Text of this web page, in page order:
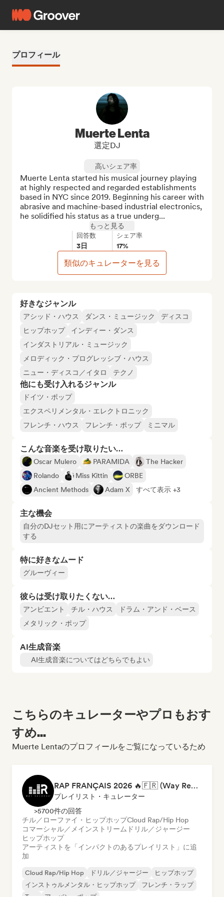
プロフィール
好きなジャンル
アシッド・ハウス ダンス・ミュージック
ディスコ
ヒップホップ
インディー・ダンス
インダストリアル・ミュージック
メロディック・プログレッシブ・ハウス
ニュー・ディスコ／イタロ
テクノ
他にも受け入れるジャンル
ドイツ・ポップ
エクスペリメンタル・エレクトロニック
フレンチ・ハウス
フレンチ・ポップ ミニマル
こんな音楽を受け取りたい…
Oscar Mulero PARAMIDA
The Hacker
Rolando
Miss Kittin
ORBE
Ancient Methods
Adam X すべて表示 +3
主な機会
自分のDJセット用にアーティストの楽曲をダウンロード
する
特に好きなムード
グルーヴィー
彼らは受け取りたくない…
アンビエント チル・ハウス
ドラム・アンド・ベース
メタリック・ポップ
AI生成音楽
AI生成音楽についてはどちらでもよい
Muerte Lenta
選定DJ
高いシェア率
Muerte Lenta started his musical journey playing
at highly respected and regarded establishments
based in NYC since 2019. Beginning his career with
abrasive and machine-based industrial electronics,
he solidified his status as a true underg...
もっと見る
回答数
3日
シェア率
17%
類似のキュレーターを見る
こちらのキュレーターやプロもおす
すめ...
Muerte Lentaのプロフィールをご覧になっているため
RAP FRANÇAIS 2026 🔥🇫🇷 (Way Records)
プレイリスト・キュレーター
>5700件の回答
チル／ローファイ・ヒップホップCloud Rap/Hip Hop
コマーシャル／メインストリーム ドリル／ジャージー
ヒップホップ
アーティストを「インパクトのあるプレイリスト」に追
加
Cloud Rap/Hip Hop ドリル／ジャージー
ヒップホップ
インストゥルメンタル・ヒップホップ
フレンチ・ラップ